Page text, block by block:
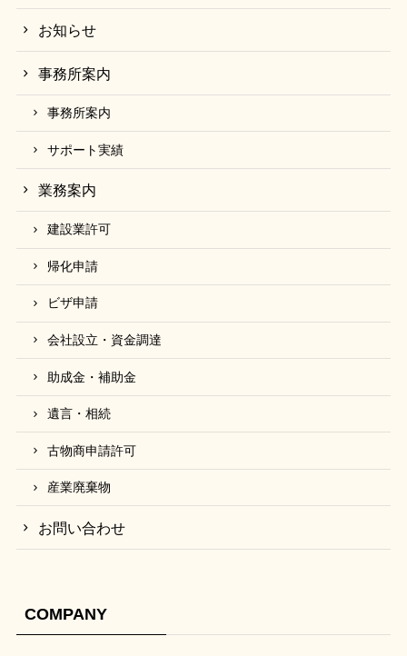
やすまる行政書士事務所
TEL：0942-73-2455（平日9時～18時）
免責事項
当サイトの掲載情報に関しては正確であるよう努めて
いますが、一部簡略化しているところもあり、その内
容について保証するものではありません。
したがって、利用者が当サイトの掲載情報を用いて行
う一切の行為について、当事務所は何ら責任を負うも
のではありません。
また、当サイトの内容によって生じた損害等に関して
は、その損害等が直接的に生じたか間接的に生じたか
を問わず、当事務所は一切責任を負いません。
なお、当サイトの内容等は、予告なく変更又は削除さ
れることがあります。
お知らせ
事務所案内
事務所案内
サポート実績
業務案内
建設業許可
帰化申請
ビザ申請
会社設立・資金調達
助成金・補助金
遺言・相続
古物商申請許可
産業廃棄物
お問い合わせ
COMPANY